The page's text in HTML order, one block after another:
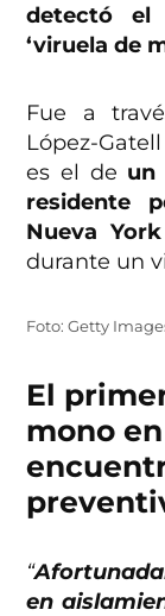
detectó el
‘viruela de
Fue a
López-
es el de un
residente
Nueva York
durante un
Foto: Getty
El
mono
“
en